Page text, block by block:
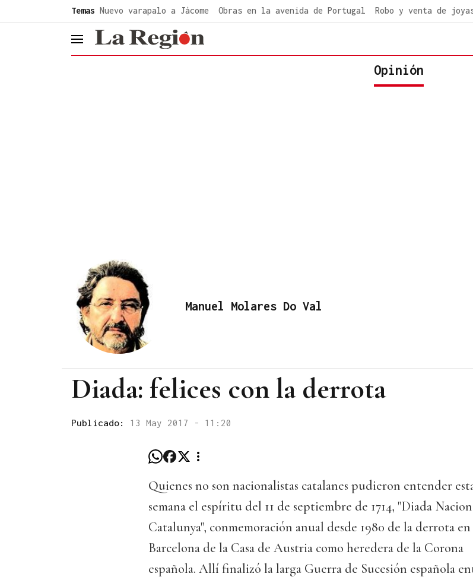
Temas Nuevo varapalo a Jácome Obras en la avenida de Portugal Robo y venta de
header.menu.open
Opinión
Manuel Molares Do Val
Diada: felices con la derrota
Publicado: 13 May 2017 - 11:20
Quienes no son nacionalistas catalanes pudieron entender
semana el espíritu del 11 de septiembre de 1714, "Diada
Catalunya", conmemoración anual desde 1980 de la derrota en
Barcelona de la Casa de Austria como heredera de la Corona
española. Allí finalizó la larga Guerra de Sucesión española